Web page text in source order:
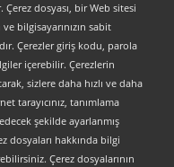
Çerez dosyası, bir Web sitesi
bilgisayarınızın sabit
Çerezler giriş kodu, parola
içerebilir. Çerezlerin
sizlere daha hızlı ve daha
tarayıcınız, tanımlama
şekilde ayarlanmış
dosyaları hakkında bilgi
Çerez dosyalarının